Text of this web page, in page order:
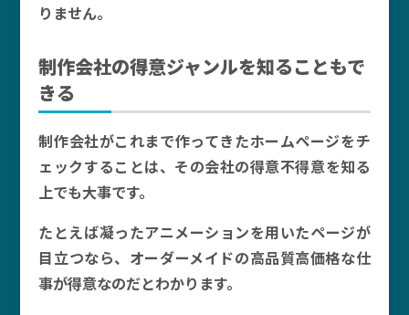
りません。
制作会社の得意ジャンルを知ることもで
きる
制作会社がこれまで作ってきたホームページをチ
ェックすることは、その会社の得意不得意を知る
上でも大事です。
たとえば凝ったアニメーションを用いたページが
目立つなら、オーダーメイドの高品質高価格な仕
事が得意なのだとわかります。